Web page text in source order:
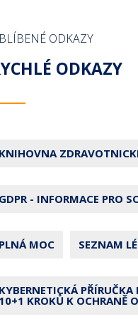
ODKAZY
ODKAZY
- INFORMACE PRO
MOC SEZNAM
PŘÍRUČKA
KROKŮ K OCHRANĚ